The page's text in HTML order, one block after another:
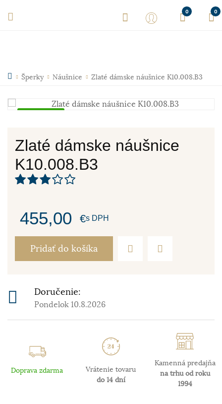
0 0
Šperky Náušnice Zlaté dámske náušnice K10.008.B3
Zlaté dámske náušnice
K10.008.B3
455,00 €s DPH
Pridať do košíka
Doručenie:
Pondelok 10.8.2026
Doprava zdarma
Vrátenie tovaru
do 14 dní
Kamenná predajňa
na trhu od roku
1994